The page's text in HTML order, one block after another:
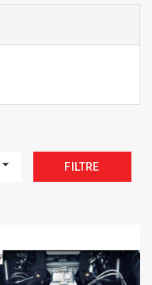
 FILTRE